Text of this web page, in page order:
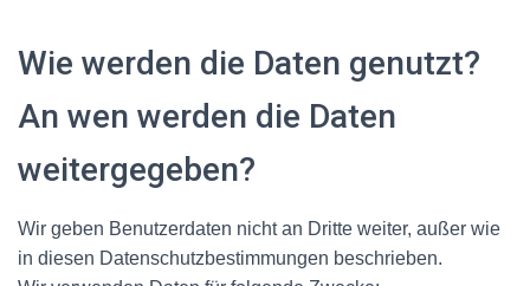
Wie werden die Daten genutzt?
An wen werden die Daten
weitergegeben?
Wir geben Benutzerdaten nicht an Dritte weiter, außer wie
in diesen Datenschutzbestimmungen beschrieben.